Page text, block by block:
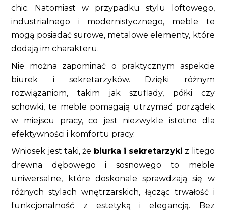
chic. Natomiast w przypadku stylu loftowego,
industrialnego i modernistycznego, meble te
mogą posiadać surowe, metalowe elementy, które
dodają im charakteru.
Nie można zapominać o praktycznym aspekcie
biurek i sekretarzyków. Dzięki różnym
rozwiązaniom, takim jak szuflady, półki czy
schowki, te meble pomagają utrzymać porządek
w miejscu pracy, co jest niezwykle istotne dla
efektywności i komfortu pracy.
Wniosek jest taki, że biurka i sekretarzyki z litego
drewna dębowego i sosnowego to meble
uniwersalne, które doskonale sprawdzają się w
różnych stylach wnętrzarskich, łącząc trwałość i
funkcjonalność z estetyką i elegancją. Bez